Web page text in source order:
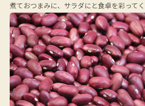
煮ておつまみに、サラダにと食卓を彩ってく